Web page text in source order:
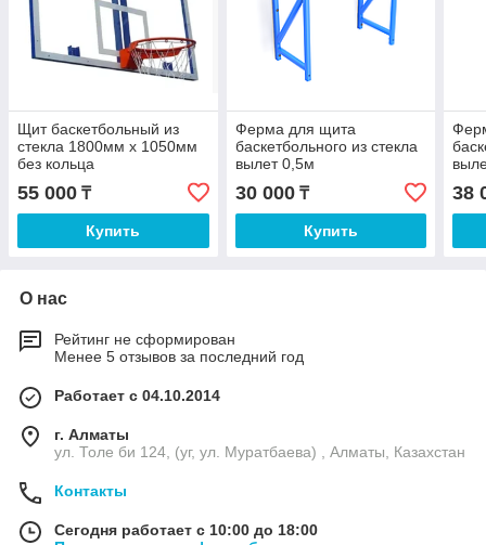
Щит баскетбольный из
стекла 1800мм х 1050мм
без кольца
55 000 ₸
Купить
Ферма для щита
баскетбольного из стекла
вылет 0,5м
30 000₸
Купить
38
О нас
Рейтинг не сформирован
Менее 5 отзывов за последний год
Работает с 04.10.2014
г. Алматы
ул. Толе би 124, (уг, ул. Муратбаева) , Алматы, Казахстан
Контакты
Сегодня работает с 10:00 до 18:00